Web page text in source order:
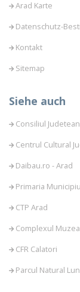
Arad Karte
Datenschutz-
Kontakt
Sitemap
Siehe auch
Consiliul
Centrul Cultural
Daibau.ro - Arad
Primaria
CTP Arad
Complexul
CFR Calatori
Parcul Natural